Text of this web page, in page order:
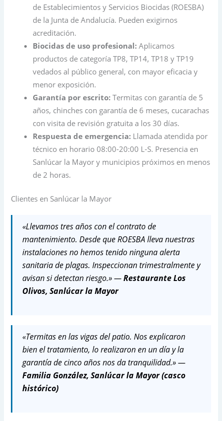
de Establecimientos y Servicios Biocidas (ROESBA)
de la Junta de Andalucía. Pueden exigirnos
acreditación.
Biocidas de uso profesional: Aplicamos
productos de categoría TP8, TP14, TP18 y TP19
vedados al público general, con mayor eficacia y
menor exposición.
Garantía por escrito: Termitas con garantía de 5
años, chinches con garantía de 6 meses, cucarachas
con visita de revisión gratuita a los 30 días.
Respuesta de emergencia: Llamada atendida por
técnico en horario 08:00-20:00 L-S. Presencia en
Sanlúcar la Mayor y municipios próximos en menos
de 2 horas.
Clientes en Sanlúcar la Mayor
«Llevamos tres años con el contrato de
mantenimiento. Desde que ROESBA lleva nuestras
instalaciones no hemos tenido ninguna alerta
sanitaria de plagas. Inspeccionan trimestralmente y
avisan si detectan riesgo.» —Restaurante Los
Olivos, Sanlúcar la Mayor
«Termitas en las vigas del patio. Nos explicaron
bien el tratamiento, lo realizaron en un día y la
garantía de cinco años nos da tranquilidad.» —
Familia González, Sanlúcar la Mayor (casco
histórico)